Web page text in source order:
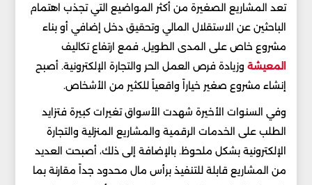
تعد المشاريع الصغيرة من أكثر المواضيع التي تجذب اهتمام
الباحثين عن الاستقلال المالي وتحقيق دخل إضافي أو بناء
مشروع خاص على المدى الطويل. فمع ارتفاع تكاليف
المعيشة وزيادة فرص العمل الحر والتجارة الإلكترونية. أصبح
إنشاء مشروع صغير خياراً واقعياً للكثير من الأشخاص.
وفي السنوات الأخيرة شهدت الأسواق تغيرات كبيرة فتزايد
الطلب على الخدمات الرقمية والمشاريع المنزلية والتجارة
الإلكترونية بشكل ملحوظ. بالإضافة إلى ذلك، أصبحت العديد
من المشاريع قابلة للتنفيذ برأس مال محدود جداً مقارنة بما